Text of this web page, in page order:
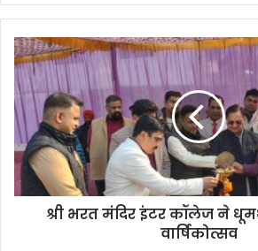
श्री भरत मंदिर इंटर कॉलेज ने
वार्षिकोत्सव